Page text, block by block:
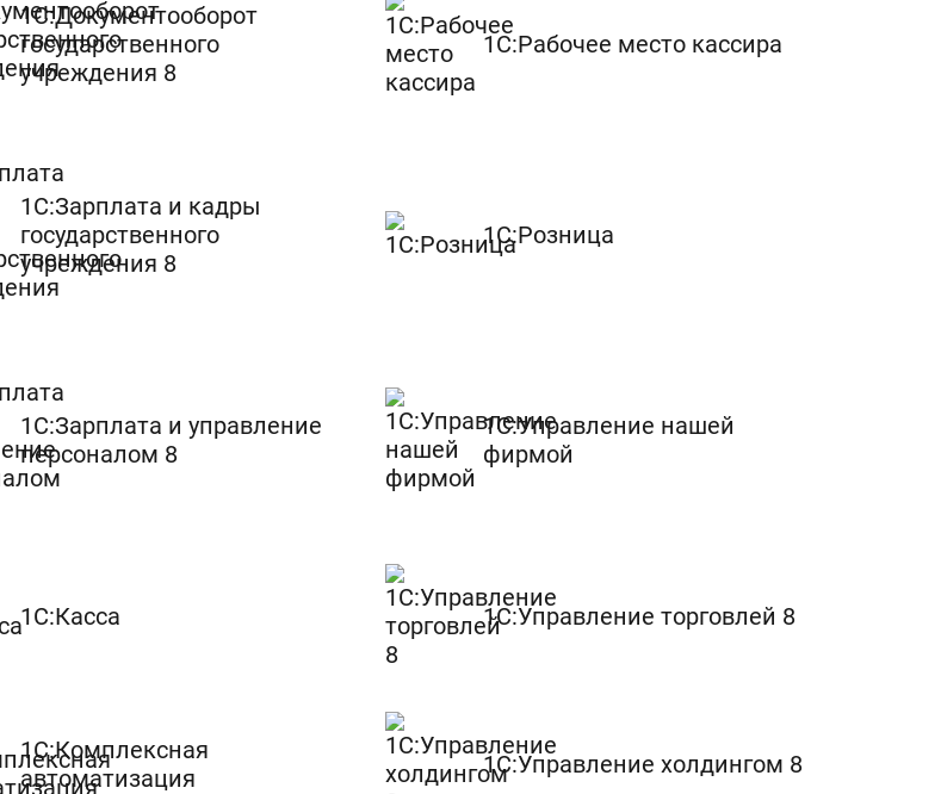
1С:Документооборот
государственного
учреждения 8
1С:Рабочее место кассира
1С:Зарплата и кадры
государственного
учреждения 8
1С:Розница
1С:Зарплата и управление
персоналом 8
1С:Управление нашей
фирмой
1С:Касса 1С:Управление торговлей 8
1С:Комплексная
автоматизация
1С:Управление холдингом 8